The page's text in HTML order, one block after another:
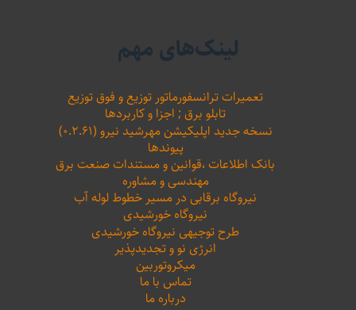
لینک‌های مهم
تعمیرات ترانسفورماتور توزیع و فوق توزیع
تابلو برق ; اجزا و کاربردها
نسخه جدید اپلیکیشن مهرشید نیرو (۰.۲.۶۱)
پیوندها
بانک اطلاعات ،‌قوانین و مستندات صنعت برق
مهندسی و مشاوره
نیروگاه برقابی در مسیر خطوط لوله آب
نیروگاه خورشیدی
طرح توجیهی نیروگاه خورشیدی
انرژی نو و تجدیدپذیر
میکروتوربین
تماس با ما
درباره ما